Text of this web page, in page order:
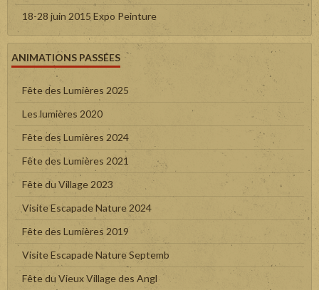
18-28 juin 2015 Expo Peinture
ANIMATIONS PASSÉES
Fête des Lumières 2025
Les lumières 2020
Fête des Lumières 2024
Fête des Lumières 2021
Fête du Village 2023
Visite Escapade Nature 2024
Fête des Lumières 2019
Visite Escapade Nature Septemb
Fête du Vieux Village des Angl